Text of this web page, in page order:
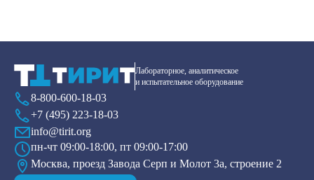
Лабораторное, аналитическое
и испытательное оборудование
8-800-600-18-03
+7 (495) 223-18-03
info@tirit.org
пн-чт 09:00-18:00, пт 09:00-17:00
Москва, проезд Завода Серп и Молот 3а, строение 2